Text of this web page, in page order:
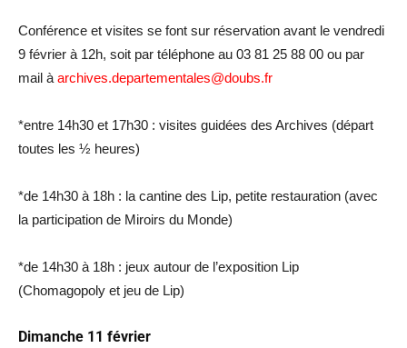
Conférence et visites se font sur réservation avant le vendredi
9 février à 12h, soit par téléphone au 03 81 25 88 00 ou par
mail à archives.departementales@doubs.fr
*entre 14h30 et 17h30 : visites guidées des Archives (départ
toutes les ½ heures)
*de 14h30 à 18h : la cantine des Lip, petite restauration (avec
la participation de Miroirs du Monde)
*de 14h30 à 18h : jeux autour de l’exposition Lip
(Chomagopoly et jeu de Lip)
Dimanche 11 février